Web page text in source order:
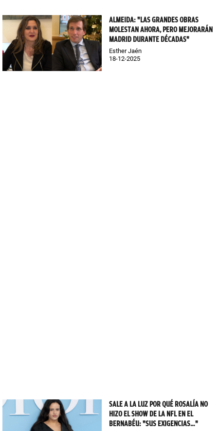
ALMEIDA: "LAS GRANDES OBRAS
MOLESTAN AHORA, PERO MEJORARÁN
MADRID DURANTE DÉCADAS"
Esther Jaén
18-12-2025
SALE A LA LUZ POR QUÉ ROSALÍA NO
HIZO EL SHOW DE LA NFL EN EL
BERNABÉU: "SUS EXIGENCIAS…"